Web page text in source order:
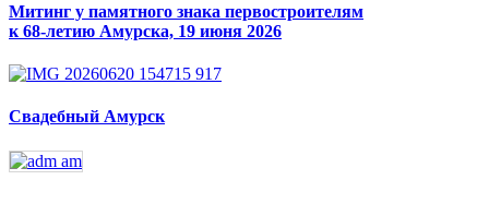
Митинг у памятного знака первостроителям
к 68-летию Амурска, 19 июня 2026
Свадебный Амурск